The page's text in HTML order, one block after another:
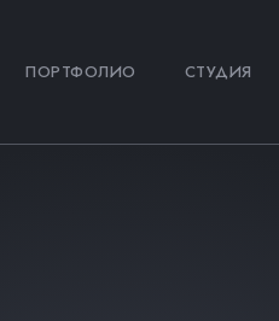
ПОРТФОЛИО СТУДИЯ